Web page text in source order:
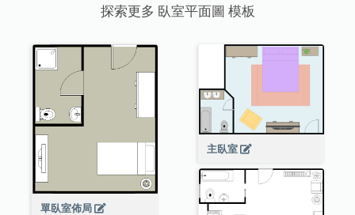
探索更多 臥室平面圖 模板
單臥室佈局
主臥室